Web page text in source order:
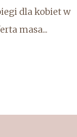
dla kobiet w
masa...